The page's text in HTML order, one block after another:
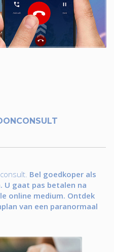
Bel goedkoper als
gaat pas betalen na
online medium. Ontdek
van een paranormaal